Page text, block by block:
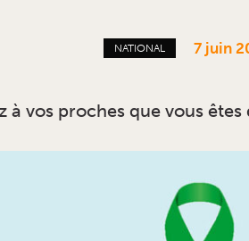
NATIONAL 7 juin
à vos proches que vous